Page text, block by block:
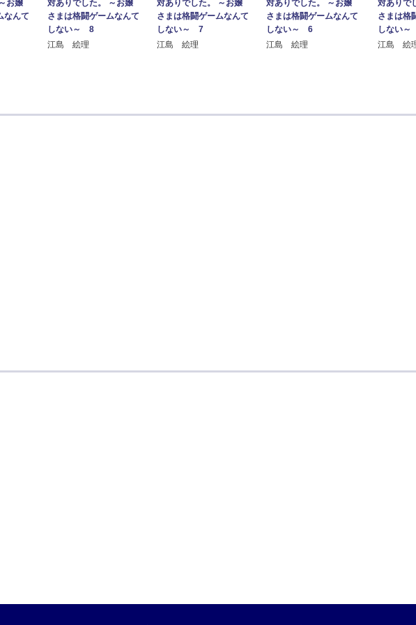
お嬢
なんて
対ありでした。 ～お嬢
さまは格闘ゲームなんて
しない～ 8
江島 絵理
対ありでした。 ～お嬢
さまは格闘ゲームなんて
しない～ 7
江島 絵理
対ありでした。 ～お嬢
さまは格闘ゲームなんて
しない～ 6
江島 絵理
対ありで
さまは格
しない
江島 絵